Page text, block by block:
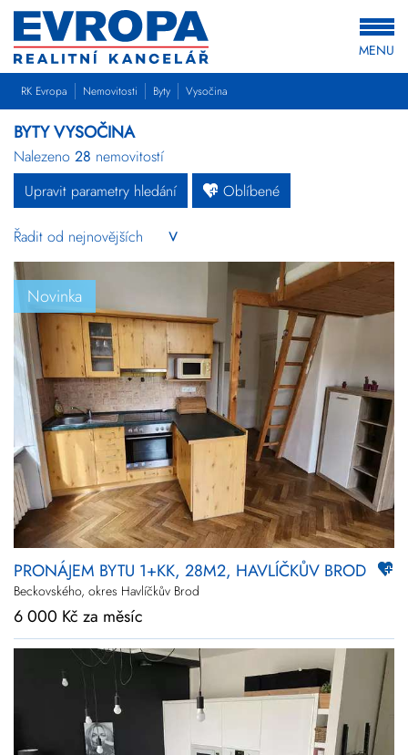
MENU
RK Evropa Nemovitosti Byty Vysočina
BYTY VYSOČINA
Nalezeno 28 nemovitostí
Upravit parametry hledání
Oblíbené
Novinka
PRONÁJEM BYTU 1+KK, 28M2, HAVLÍČKŮV BROD
Beckovského, okres Havlíčkův Brod
6 000 Kč za měsíc
Byty Domy Pozemky
Komerční Ostatní Developerské
projekty
Novinky Zlevněné
Prodej Pronájem Vše
Kraj Vysočina
Upřesnit
lokalitu
Cena
+ rozšířené hledání